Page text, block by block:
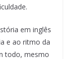
em inglês
e ao ritmo da
todo, mesmo